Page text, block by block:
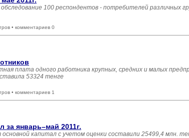
100 респондентов - потребителей различных
• комментариев 0
плата одного работника крупных, средних и малых
53324 тенге
• комментариев 1
за январь–май 2011г.
капитал с учетом оценки составили 25499,4 млн.